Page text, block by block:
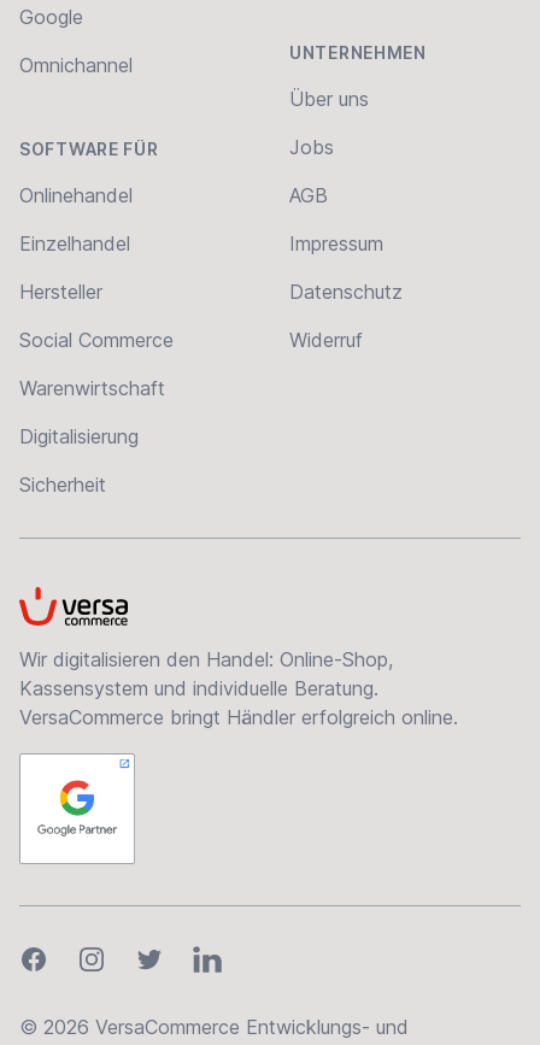
Google
Omnichannel
SOFTWARE FÜR
Onlinehandel
Einzelhandel
Hersteller
Social Commerce
Warenwirtschaft
Digitalisierung
Sicherheit
UNTERNEHMEN
Über uns
Jobs
AGB
Impressum
Datenschutz
Widerruf
VersaCommerce
Wir digitalisieren den Handel: Online-Shop,
Kassensystem und individuelle Beratung.
VersaCommerce bringt Händler erfolgreich online.
FacebookInstagramTwitterLinkedIn
© 2026 VersaCommerce Entwicklungs- und